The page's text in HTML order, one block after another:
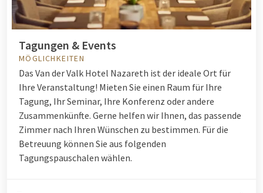
Tagungen & Events
MÖGLICHKEITEN
Das Van der Valk Hotel Nazareth ist der ideale Ort für
Ihre Veranstaltung! Mieten Sie einen Raum für Ihre
Tagung, Ihr Seminar, Ihre Konferenz oder andere
Zusammenkünfte. Gerne helfen wir Ihnen, das passende
Zimmer nach Ihren Wünschen zu bestimmen. Für die
Betreuung können Sie aus folgenden
Tagungspauschalen wählen.